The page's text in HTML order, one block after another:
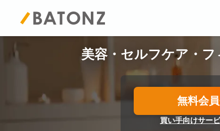
美容・セルフケア・
無料会
買い手向けサー